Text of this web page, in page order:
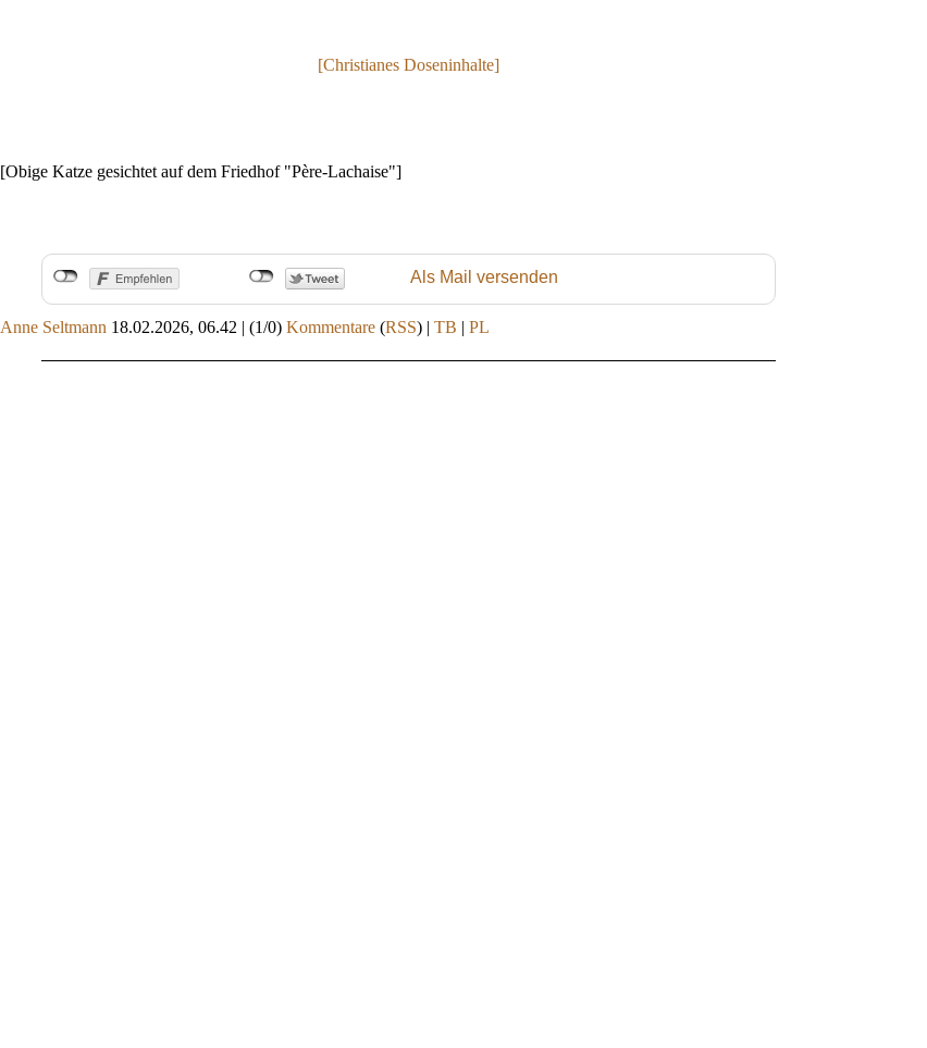
[Christianes Doseninhalte]
[Obige Katze gesichtet auf dem Friedhof "Père-Lachaise"]
Als Mail versenden
Anne Seltmann 18.02.2026, 06.42 | (1/0) Kommentare (RSS) | TB | PL